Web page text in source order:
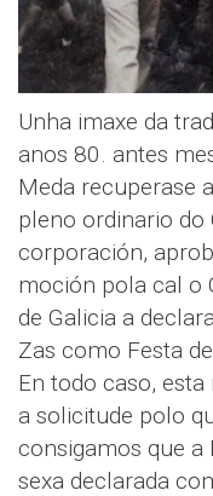
Unha imaxe da
anos 80. antes
Meda recuperase
pleno ordinario do
corporación,
moción pola cal o
de Galicia a
Zas como Festa
En todo caso,
a solicitude polo
consigamos que a
sexa declarada